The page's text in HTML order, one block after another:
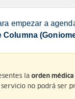
empezar a
Columna
la orden médica
servicio no podrá ser